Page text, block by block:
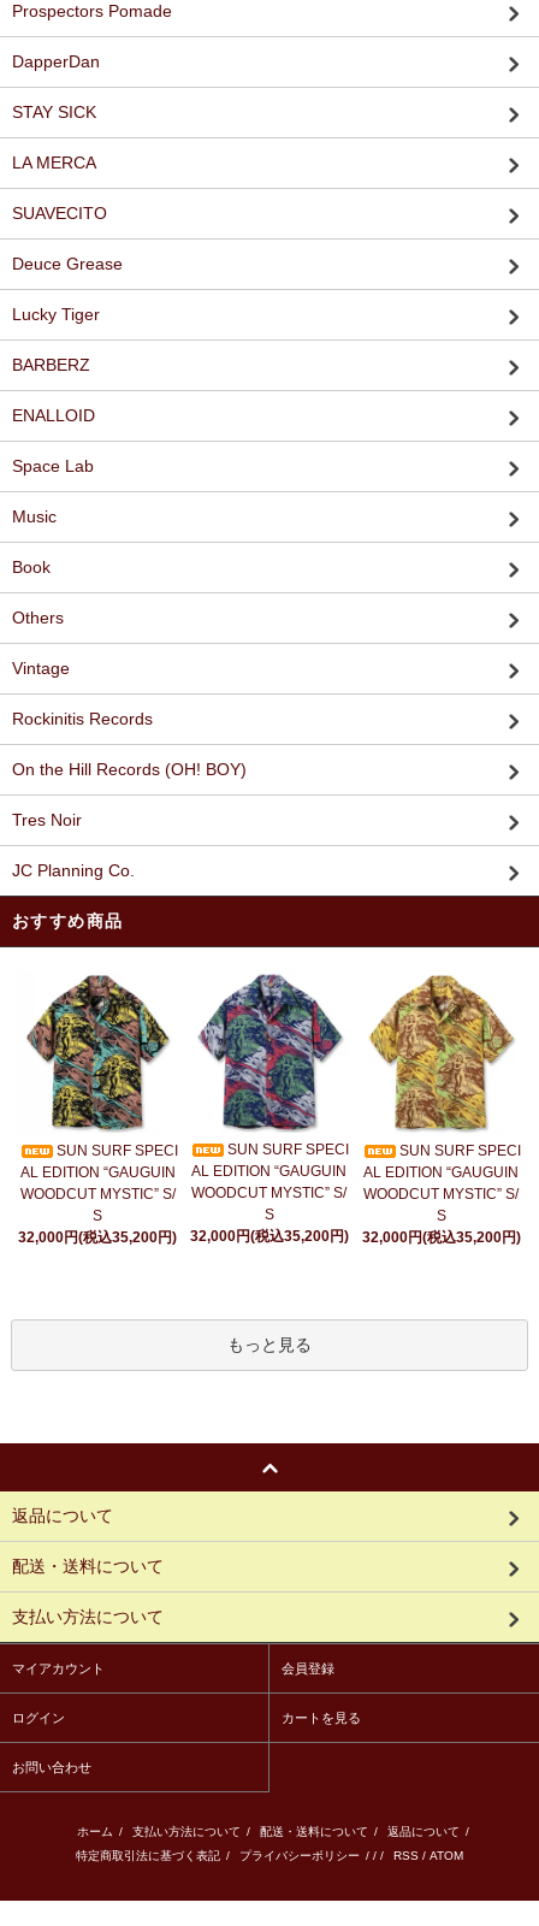
Prospectors Pomade
DapperDan
STAY SICK
LA MERCA
SUAVECITO
Deuce Grease
Lucky Tiger
BARBERZ
ENALLOID
Space Lab
Music
Book
Others
Vintage
Rockinitis Records
On the Hill Records (OH! BOY)
Tres Noir
JC Planning Co.
おすすめ商品
SUN SURF SPECI
AL EDITION “GAUGUIN
WOODCUT MYSTIC” S/
S
32,000円(税込35,200円)
SUN SURF SPECI
AL EDITION “GAUGUIN
WOODCUT MYSTIC” S/
S
32,000円(税込35,200円)
SUN SURF SPECI
AL EDITION “GAUGUIN
WOODCUT MYSTIC” S/
S
32,000円(税込35,200円)
もっと見る
返品について
配送・送料について
支払い方法について
マイアカウント 会員登録
ログイン カートを見る
お問い合わせ
ホーム / 支払い方法について / 配送・送料について / 返品について /
特定商取引法に基づく表記 / プライバシーポリシー / / / RSS / ATOM